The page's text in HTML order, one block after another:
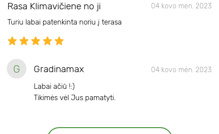
Rasa Klimavičiene no ji 04 kovo mėn. 2023
Turiu labai patenkinta noriu į terasa
G Gradinamax 04 kovo mėn. 2023
Labai ačiū !:)
Tikimės vėl Jus pamatyti.